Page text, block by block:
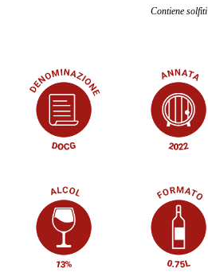
Contiene solfiti